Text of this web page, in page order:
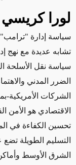
لورا كريسي
سياسة إدارة
تشابه عديدة مع نهج
سياسة نقل الأسلحة
الضرر المدني
الشركات الأمريكية-
الاقتصادي هو الأمن
تحسين الكفاءة في
التسليم الطويلة تضع
الشرق الأوسط